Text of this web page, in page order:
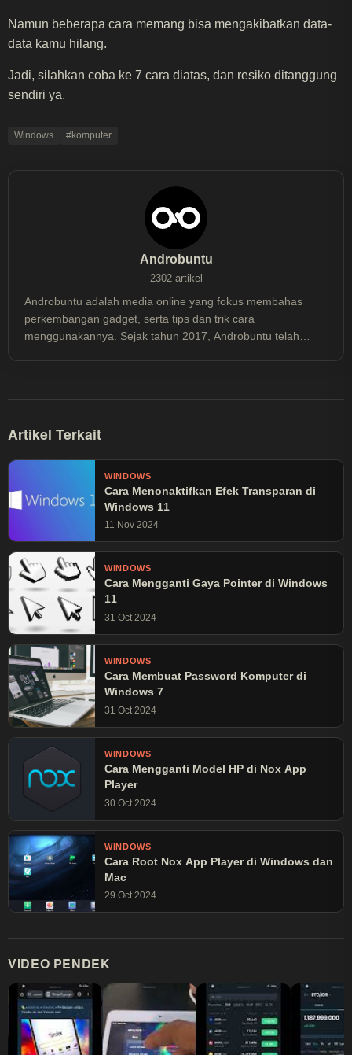
Namun beberapa cara memang bisa mengakibatkan data-
data kamu hilang.
Jadi, silahkan coba ke 7 cara diatas, dan resiko ditanggung
sendiri ya.
Windows #komputer
Androbuntu
2302 artikel
Androbuntu adalah media online yang fokus membahas
perkembangan gadget, serta tips dan trik cara
menggunakannya. Sejak tahun 2017, Androbuntu telah
Artikel Terkait
WINDOWS
Cara Menonaktifkan Efek Transparan di
Windows 11
11 Nov 2024
WINDOWS
Cara Mengganti Gaya Pointer di Windows
11
31 Oct 2024
WINDOWS
Cara Membuat Password Komputer di
Windows 7
31 Oct 2024
WINDOWS
Cara Mengganti Model HP di Nox App
Player
30 Oct 2024
WINDOWS
Cara Root Nox App Player di Windows dan
Mac
29 Oct 2024
VIDEO PENDEK